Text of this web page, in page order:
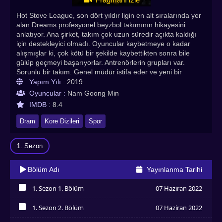
Hot Stove League, son dört yıldır ligin en alt sıralarında yer
alan Dreams profesyonel beyzbol takımının hikayesini
anlatıyor. Ana şirket, takım çok uzun süredir açıkta kaldığı
için destekleyici olmadı. Oyuncular kaybetmeye o kadar
alışmışlar ki, çok kötü bir şekilde kaybettikten sonra bile
gülüp geçmeyi başarıyorlar. Antrenörlerin grupları var.
Sorunlu bir takım. Genel müdür istifa eder ve yeni bir
yönetici olarak Baek Seung Soo (Namkoong Min) atanır.
Baek'in beyzbol geçmişi olmadığı için oyuncular, antrenörler
ve personel ona saygı duymakta ve onu ciddiye almakta
zorlanıyor. Daha önce her ikisi de şampiyonluk kazanan
güreş ve hentbol takımlarını yönetti, ancak daha sonra
dağıldı. Ana şirketin yöneticisi Kwon Kyeong Min (Oh Jung
Se), Baek'e sezon bittikten sonra takımı dağıtma görevi
verir. Ancak Baek geri adım atar ve ciddi olduğunu gösterir.
Başarı siciline göre, dağılmadan önce takımı zafere
yönlendirmesi gerektiğinde ısrar ediyor. Hot Stove League,
bizi Baek'in Düşleri yeniden inşa etme ve onu zorlu bir
takıma dönüştürme hikayesine götürüyor. Asyadiziizle
Herkese iyi seyirler dileriz. En çok izlenen kore dizileri,
Yapım Yılı : 2019
Oyuncular : Nam Goong Min
IMDB : 8.4
Dram Kore Dizileri Spor
1. Sezon
Bölüm Adı Yayınlanma Tarihi
1. Sezon 1. Bölüm 07 Haziran 2022
1. Sezon 2. Bölüm 07 Haziran 2022